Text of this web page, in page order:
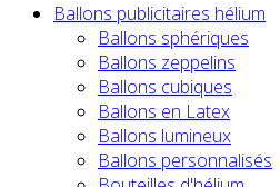
Ballons publicitaires hélium
Ballons sphériques
Ballons zeppelins
Ballons cubiques
Ballons en Latex
Ballons lumineux
Ballons personnalisés